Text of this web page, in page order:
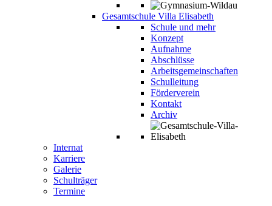
Gesamtschule Villa Elisabeth
Schule und mehr
Konzept
Aufnahme
Abschlüsse
Arbeitsgemeinschaften
Schulleitung
Förderverein
Kontakt
Archiv
Internat
Karriere
Galerie
Schulträger
Termine